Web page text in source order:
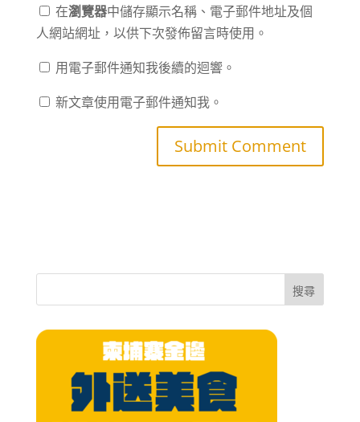
在瀏覽器中儲存顯示名稱、電子郵件地址及個
人網站網址，以供下次發佈留言時使用。
用電子郵件通知我後續的迴響。
新文章使用電子郵件通知我。